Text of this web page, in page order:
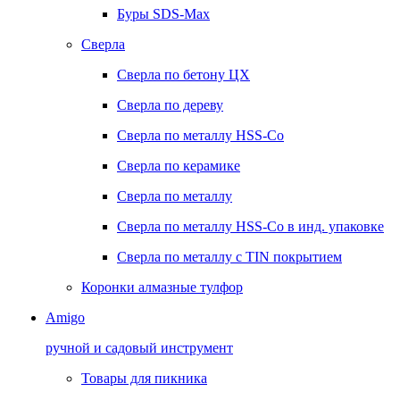
Буры SDS-Max
Сверла
Сверла по бетону ЦХ
Сверла по дереву
Сверла по металлу HSS-Co
Сверла по керамике
Сверла по металлу
Сверла по металлу HSS-Co в инд. упаковке
Сверла по металлу с TIN покрытием
Коронки алмазные тулфор
Amigo
ручной и садовый инструмент
Товары для пикника